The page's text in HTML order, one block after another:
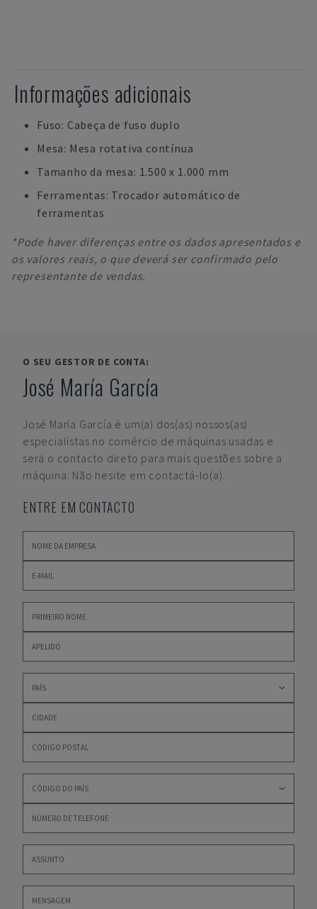
Informações adicionais
Fuso: Cabeça de fuso duplo
Mesa: Mesa rotativa contínua
Tamanho da mesa: 1.500 x 1.000 mm
Ferramentas: Trocador automático de
ferramentas
*Pode haver diferenças entre os dados apresentados e
os valores reais, o que deverá ser confirmado pelo
representante de vendas.
O SEU GESTOR DE CONTA:
José María García
José María García é um(a) dos(as) nossos(as)
especialistas no comércio de máquinas usadas e
será o contacto direto para mais questões sobre a
máquina. Não hesite em contactá-lo(a).
ENTRE EM CONTACTO